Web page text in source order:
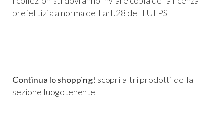
prefettizia a norma dell'art.28 del TULPS
Continua lo shopping! scopri altri prodotti della
sezione luogotenente